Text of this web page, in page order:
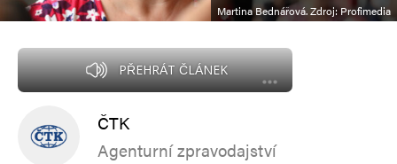
Martina Bednářová. Zdroj: Profimedia
PŘEHRÁT ČLÁNEK
ČTK
Agenturní zpravodajství